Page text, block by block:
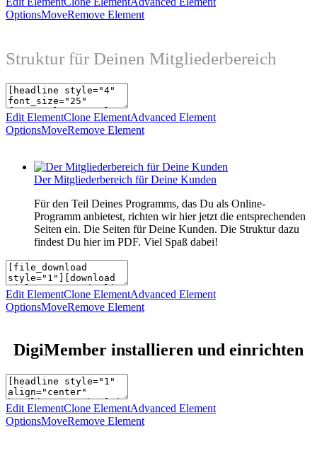
OptionsMoveRemove Element
Struktur für Deinen Mitgliederbereich
Edit ElementClone ElementAdvanced Element
OptionsMoveRemove Element
Der Mitgliederbereich für Deine Kunden
Für den Teil Deines Programms, das Du als Online-
Programm anbietest, richten wir hier jetzt die entsprechenden
Seiten ein. Die Seiten für Deine Kunden. Die Struktur dazu
findest Du hier im PDF. Viel Spaß dabei!
Edit ElementClone ElementAdvanced Element
OptionsMoveRemove Element
DigiMember installieren und einrichten
Edit ElementClone ElementAdvanced Element
OptionsMoveRemove Element